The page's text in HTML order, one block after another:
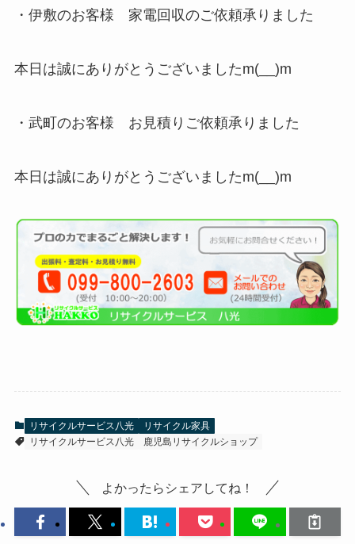
・伊敷のお客様 家電回収のご依頼承りました
本日は誠にありがとうございましたm(__)m
・武町のお客様 お見積りご依頼承りました
本日は誠にありがとうございましたm(__)m
リサイクルサービス八光
リサイクル家具
リサイクルサービス八光
鹿児島リサイクルショップ
よかったらシェアしてね！